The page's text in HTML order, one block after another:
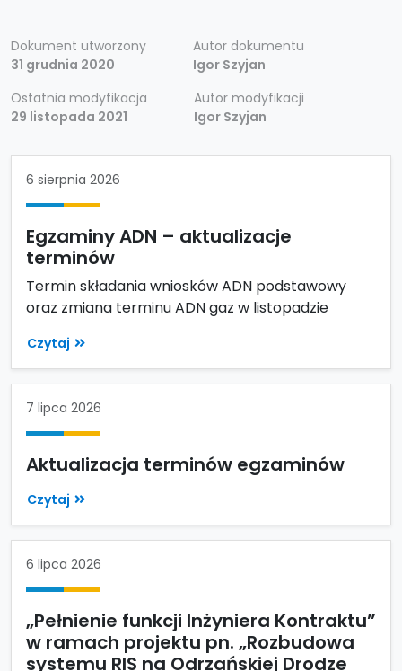
Dokument utworzony
31 grudnia 2020
Autor dokumentu
Igor Szyjan
Ostatnia modyfikacja
29 listopada 2021
Autor modyfikacji
Igor Szyjan
6 sierpnia 2026
Egzaminy ADN – aktualizacje
terminów
Termin składania wniosków ADN podstawowy
oraz zmiana terminu ADN gaz w listopadzie
Czytaj
7 lipca 2026
Aktualizacja terminów egzaminów
Czytaj
6 lipca 2026
„Pełnienie funkcji Inżyniera Kontraktu”
w ramach projektu pn. „Rozbudowa
systemu RIS na Odrzańskiej Drodze